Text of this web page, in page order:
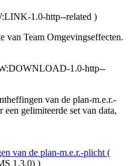
1.0-http--related )
van Team Omgevingseffecten.
1.0-http--
van de plan-m.e.r.-
gelimiteerde set van data,
van de plan-m.e.r.-plicht (
1.3.0) )